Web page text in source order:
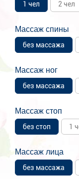
1 чел 2 чел
Массаж спины
без массажа
Массаж ног
без массажа
Массаж стоп
без стоп 1
Массаж лица
без массажа